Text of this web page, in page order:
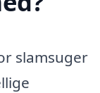
slamsuger